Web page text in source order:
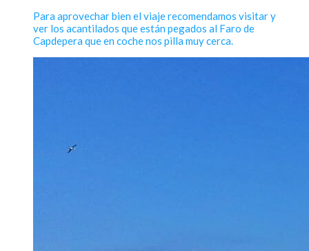
Para aprovechar bien el viaje recomendamos visitar y
ver los acantilados que están pegados al Faro de
Capdepera que en coche nos pilla muy cerca.